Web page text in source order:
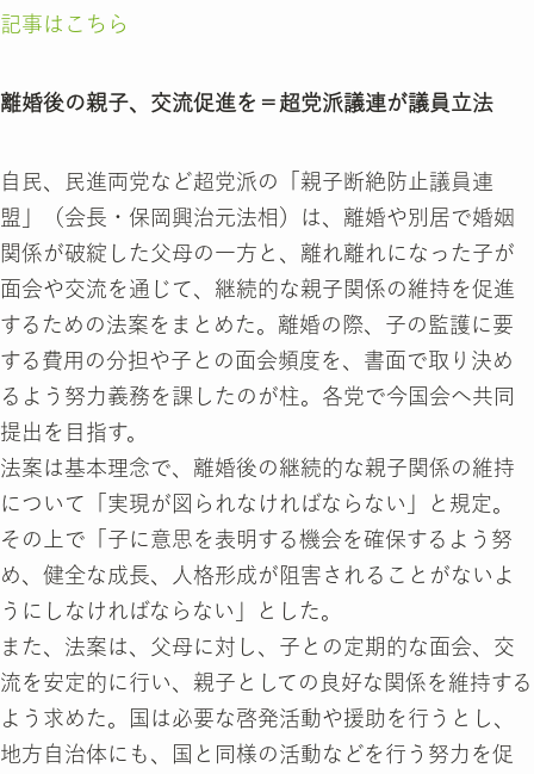
記事はこちら
離婚後の親子、交流促進を＝超党派議連が議員立法
自民、民進両党など超党派の「親子断絶防止議員連
盟」（会長・保岡興治元法相）は、離婚や別居で婚姻
関係が破綻した父母の一方と、離れ離れになった子が
面会や交流を通じて、継続的な親子関係の維持を促進
するための法案をまとめた。離婚の際、子の監護に要
する費用の分担や子との面会頻度を、書面で取り決め
るよう努力義務を課したのが柱。各党で今国会へ共同
提出を目指す。
法案は基本理念で、離婚後の継続的な親子関係の維持
について「実現が図られなければならない」と規定。
その上で「子に意思を表明する機会を確保するよう努
め、健全な成長、人格形成が阻害されることがないよ
うにしなければならない」とした。
また、法案は、父母に対し、子との定期的な面会、交
流を安定的に行い、親子としての良好な関係を維持する
よう求めた。国は必要な啓発活動や援助を行うとし、
地方自治体にも、国と同様の活動などを行う努力を促